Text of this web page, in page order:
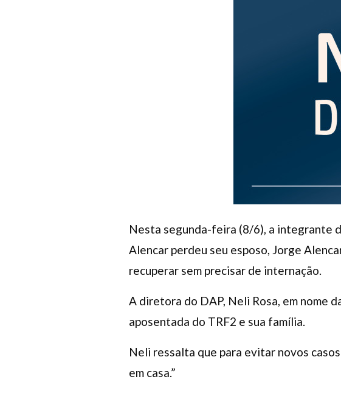
Nesta segunda-feira (8/6), a integrante
Alencar perdeu seu esposo, Jorge
recuperar sem precisar de internação.
A diretora do DAP, Neli Rosa, em nome
aposentada do TRF2 e sua família.
Neli ressalta que para evitar novos
em casa.”